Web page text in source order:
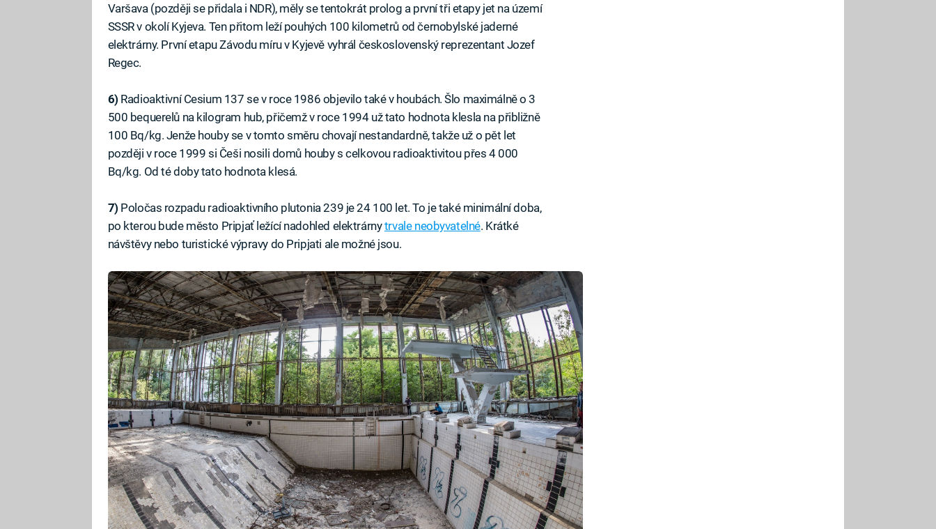
Varšava (později se přidala i NDR), měly se tentokrát prolog a první tři etapy jet na území
SSSR v okolí Kyjeva. Ten přitom leží pouhých 100 kilometrů od černobylské jaderné
elektrárny. První etapu Závodu míru v Kyjevě vyhrál československý reprezentant Jozef
Regec.
6) Radioaktivní Cesium 137 se v roce 1986 objevilo také v houbách. Šlo maximálně o 3
500 bequerelů na kilogram hub, přičemž v roce 1994 už tato hodnota klesla na přibližně
100 Bq/kg. Jenže houby se v tomto směru chovají nestandardně, takže už o pět let
později v roce 1999 si Češi nosili domů houby s celkovou radioaktivitou přes 4 000
Bq/kg. Od té doby tato hodnota klesá.
7) Poločas rozpadu radioaktivního plutonia 239 je 24 100 let. To je také minimální doba,
po kterou bude město Pripjať ležící nadohled elektrárnytrvale neobyvatelné. Krátké
návštěvy nebo turistické výpravy do Pripjati ale možné jsou.